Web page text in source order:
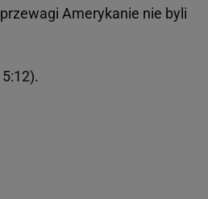
Amerykanie nie byli